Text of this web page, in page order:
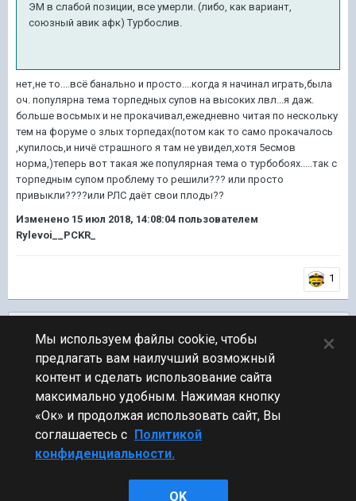
ЭМ в слабой позиции, все умерли. (либо, как вариант,
союзный авик афк) Турбослив.
нет,не то....всё банально и просто....когда я начинал играть,была
оч. популярна тема торпедных супов на высоких лвл...я даж.
больше восьмых и не прокачивал,ежедневно читая по нескольку
тем на форуме о злых торпедах(потом как то само прокачалось
,купилось,и ничё страшного я там не увидел,хотя 5есмов
норма,)теперь вот такая же популярная тема о турбобоях.....так с
торпедным супом проблему то решили??? или просто
привыкли????или РЛС даёт свои плоды??
Изменено 15 июл 2018, 14:08:04 пользователем
Rylevoi__PCKR_
1
ПЕРЕЙТИ К СПИСКУ ТЕМ
Обсуждение Мира Кораблей
Стиль
Мы используем файлы cookie, чтобы
предлагать вам наилучший возможный
контент и сделать использование сайта
максимально удобным. Нажимая кнопку
«Ок» и продолжая использовать сайт, Вы
соглашаетесь с Политикой
конфиденциальности.
OK
×